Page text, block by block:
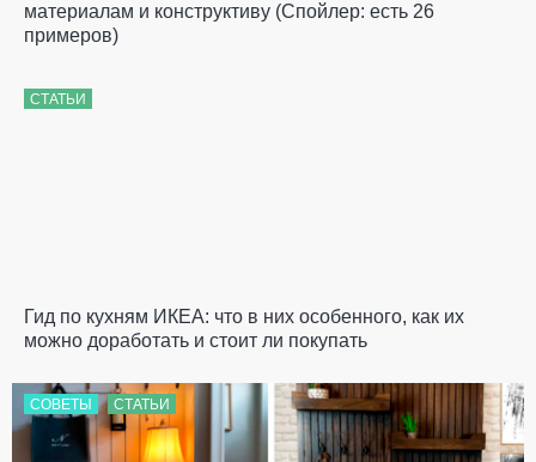
материалам и конструктиву (Спойлер: есть 26
примеров)
СТАТЬИ
Гид по кухням ИКЕА: что в них особенного, как их
можно доработать и стоит ли покупать
СОВЕТЫ СТАТЬИ